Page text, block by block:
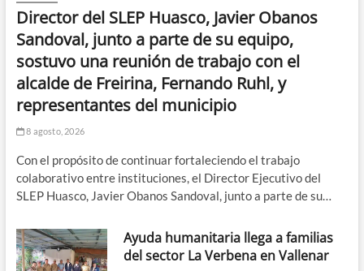
Director del SLEP Huasco, Javier Obanos
Sandoval, junto a parte de su equipo,
sostuvo una reunión de trabajo con el
alcalde de Freirina, Fernando Ruhl, y
representantes del municipio
8 agosto, 2026
Con el propósito de continuar fortaleciendo el trabajo
colaborativo entre instituciones, el Director Ejecutivo del
SLEP Huasco, Javier Obanos Sandoval, junto a parte de su…
Ayuda humanitaria llega a familias
del sector La Verbena en Vallenar